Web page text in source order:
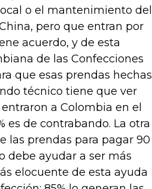
o el mantenimiento del
pero que entran por
acuerdo, y de esta
de las Confecciones
que esas prendas hechas
técnico tiene que ver
a Colombia en el
es de contrabando. La otra
las prendas para pagar 90
debe ayudar a ser más
elocuente de esta ayuda